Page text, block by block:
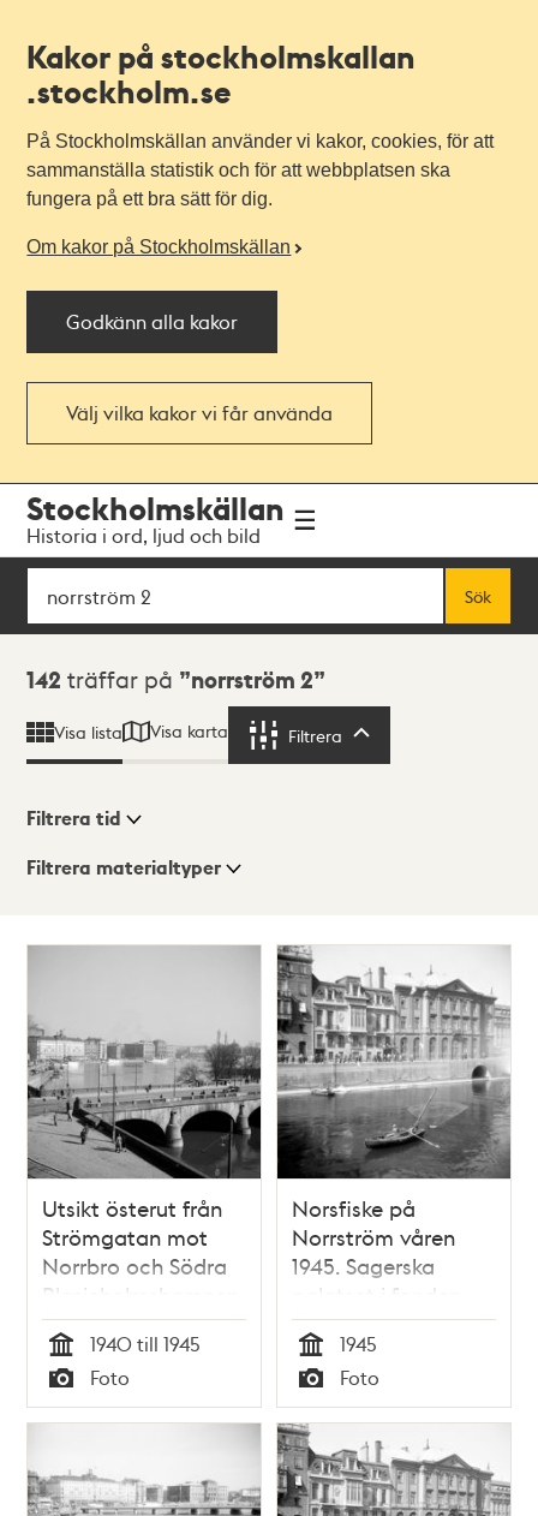
Kakor på stockholmskallan
.stockholm.se
På Stockholmskällan använder vi kakor, cookies, för att
sammanställa statistik och för att webbplatsen ska
fungera på ett bra sätt för dig.
Om kakor på Stockholmskällan
Godkänn alla kakor
Välj vilka kakor vi får använda
navigationen
huvudinnehållet
Stockholmskällan
Historia i ord, ljud och bild
Sök
Sök
Sökresultat
142 träffar på norrström 2
Visa lista Visa karta Filtrera
Visningsläge
Filtrera tid
Filtrera materialtyper
Utsikt österut från
Strömgatan mot
Norrbro och Södra
Blasieholmshamnen
vid Norrström
Tid
1940 till 1945
Typ
Foto
Norsfiske på
Norrström våren
1945. Sagerska
palatset i fonden
Tid
1945
Typ
Foto